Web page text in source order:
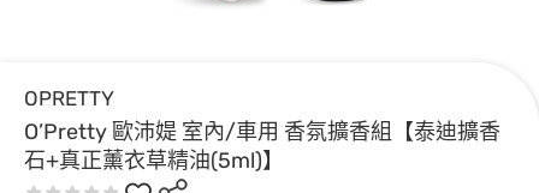
OPRETTY
O’Pretty 歐沛媞 室內/車用 香氛擴香組【泰迪擴香
石+真正薰衣草精油(5ml)】